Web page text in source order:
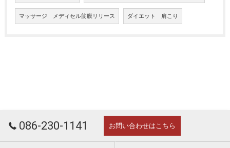
マッサージ メディセル筋膜リリース ダイエット 肩こり
086-230-1141 お問い合わせはこちら